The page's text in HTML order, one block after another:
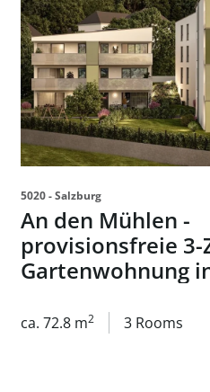
5020 - Salzburg
An den Mühlen -
provisionsfreie 3-
Gartenwohnung
ca. 72.8 m2 3 Rooms